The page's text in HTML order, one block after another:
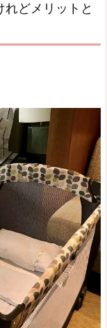
どメリットと